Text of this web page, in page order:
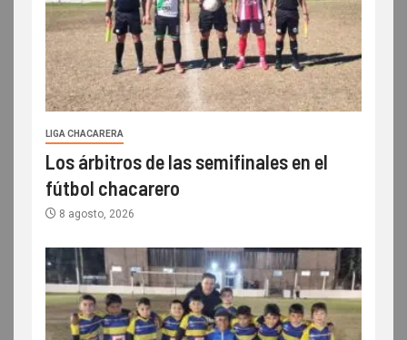
LIGA CHACARERA
Los árbitros de las semifinales en el
fútbol chacarero
8 agosto, 2026